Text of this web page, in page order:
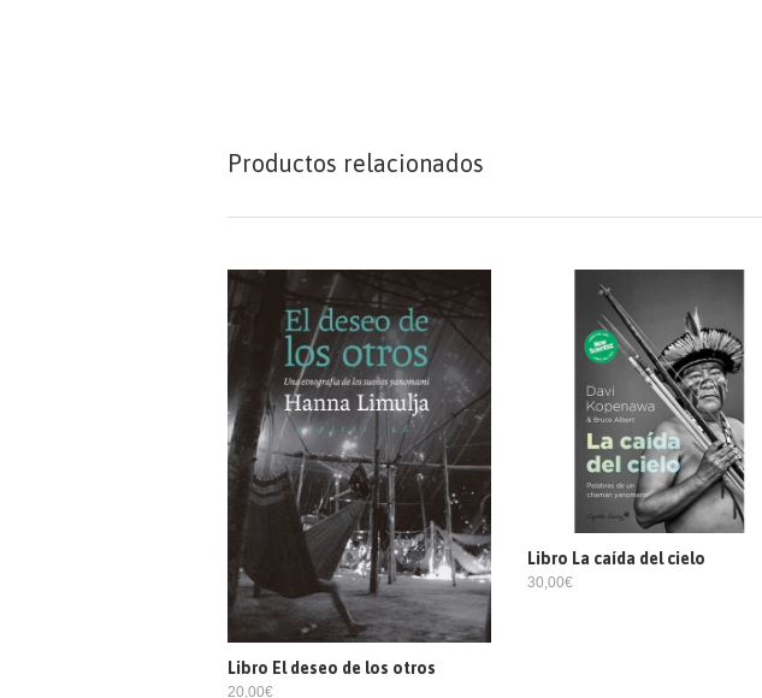
Productos relacionados
Libro El deseo de los otros
20,00€
Libro La caída del cielo
30,00€